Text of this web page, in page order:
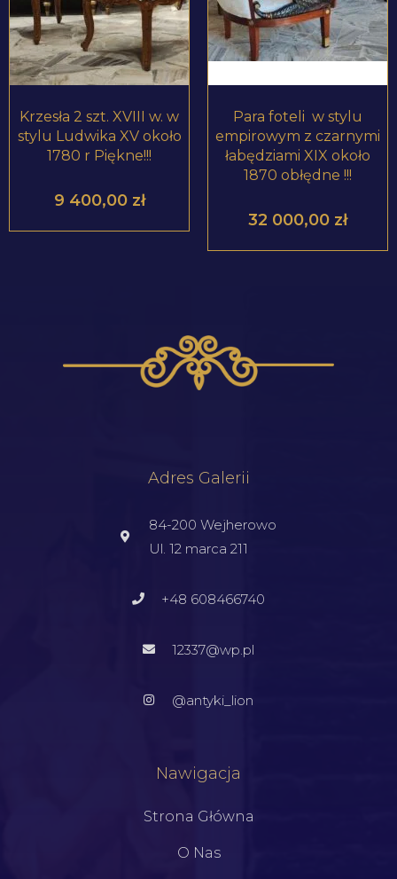
ZOBACZ PRODUKT
Krzesła 2 szt. XVIII w. w
stylu Ludwika XV około
1780 r Piękne!!!
9 400,00 zł
ZOBACZ PRODUKT
Para foteli w stylu
empirowym z czarnymi
łabędziami XIX około
1870 obłędne !!!
32 000,00 zł
Adres Galerii
84-200 Wejherowo
Ul. 12 marca 211
+48 608466740
12337@wp.pl
@antyki_lion
Nawigacja
Strona Główna
O Nas